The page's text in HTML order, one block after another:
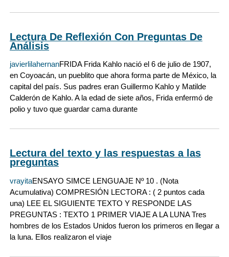
Lectura De Reflexión Con Preguntas De
Análisis
javierlilahernanFRIDA Frida Kahlo nació el 6 de julio de 1907,
en Coyoacán, un pueblito que ahora forma parte de México, la
capital del país. Sus padres eran Guillermo Kahlo y Matilde
Calderón de Kahlo. A la edad de siete años, Frida enfermó de
polio y tuvo que guardar cama durante
Lectura del texto y las respuestas a las
preguntas
vrayitaENSAYO SIMCE LENGUAJE Nº 10 . (Nota
Acumulativa) COMPRESIÓN LECTORA : ( 2 puntos cada
una) LEE EL SIGUIENTE TEXTO Y RESPONDE LAS
PREGUNTAS : TEXTO 1 PRIMER VIAJE A LA LUNA Tres
hombres de los Estados Unidos fueron los primeros en llegar a
la luna. Ellos realizaron el viaje